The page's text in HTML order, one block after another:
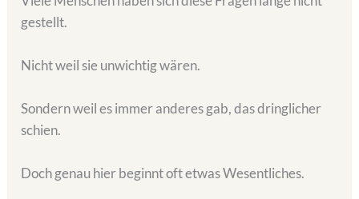
gestellt.
Nicht weil sie unwichtig wären.
Sondern weil es immer anderes gab, das dringlicher
schien.
Doch genau hier beginnt oft etwas Wesentliches.